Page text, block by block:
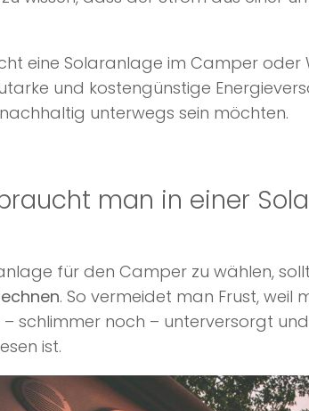
eine Solaranlage im Camper oder
und kostengünstige
unterwegs sein möchten.
man in einer
für den Camper zu wählen,
. So vermeidet man Frust, weil
schlimmer noch – unterversorgt
ist.